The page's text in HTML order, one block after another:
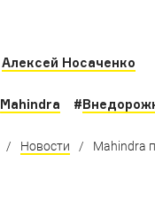
Алексей Носаченко
Mahindra #
/ Новости / Mahindra